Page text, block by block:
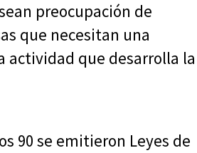
preocupación de
que necesitan una
que desarrolla la
90 se emitieron Leyes de